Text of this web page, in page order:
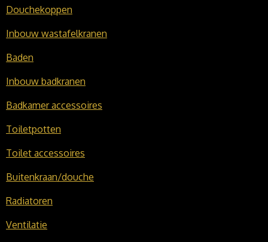
Douchekoppen
Inbouw wastafelkranen
Baden
Inbouw badkranen
Badkamer accessoires
Toiletpotten
Toilet accessoires
Buitenkraan/douche
Radiatoren
Ventilatie